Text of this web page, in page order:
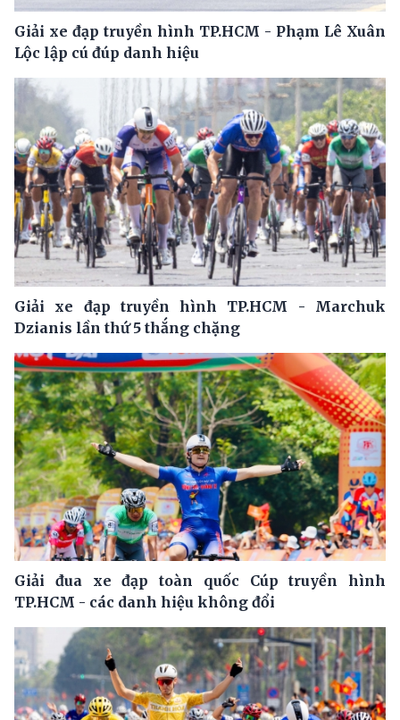
Giải xe đạp truyền hình TP.HCM - Phạm Lê Xuân
Lộc lập cú đúp danh hiệu
Giải xe đạp truyền hình TP.HCM - Marchuk
Dzianis lần thứ 5 thắng chặng
Giải đua xe đạp toàn quốc Cúp truyền hình
TP.HCM - các danh hiệu không đổi